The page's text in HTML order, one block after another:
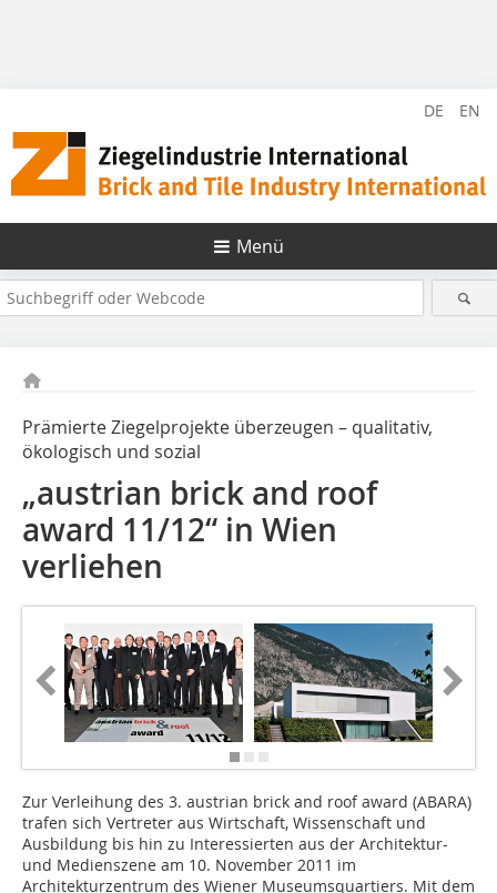
DE EN
Menü
Prämierte Ziegelprojekte überzeugen – qualitativ,
ökologisch und sozial
„austrian brick and roof
award 11/12“ in Wien
verliehen
Zur Verleihung des 3. ­austrian brick and roof award (ABARA)
trafen sich Vertreter aus Wirtschaft, Wissenschaft und
Ausbildung bis hin zu Interessierten aus der Architektur-
und Medien­szene am 10. November 2011 im
Architekturzentrum des Wiener Museumsquartiers. Mit dem